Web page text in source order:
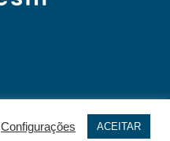
Configurações ACEITAR